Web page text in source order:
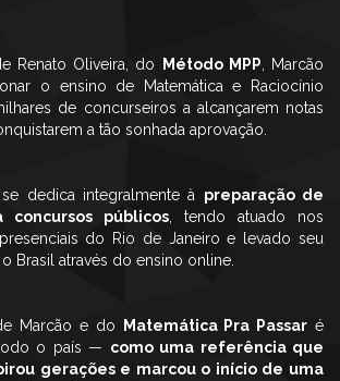
Renato Oliveira, do Método MPP , Marcão
o ensino de Matemática e Raciocínio
de concurseiros a alcançarem notas
a tão sonhada aprovação.
se dedica integralmente à preparação de
concursos públicos , tendo atuado nos
do Rio de Janeiro e levado seu
Brasil através do ensino online.
Marcão e do Matemática Pra Passar é
o país — como uma referência que
gerações e marcou o início de uma